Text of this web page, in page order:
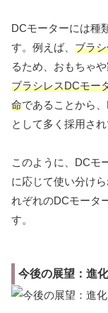
DCモーターには種
す。例えば、 ブラ
るため、おもちゃ
ブラシレスDCモー
命であることから
として多く採用され
このように、DCモ
に応じて使い分け
れぞれのDCモータ
す。
今後の展望：進